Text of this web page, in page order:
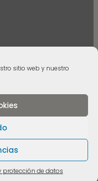
sitio web y nuestro
protección de datos
Todos los